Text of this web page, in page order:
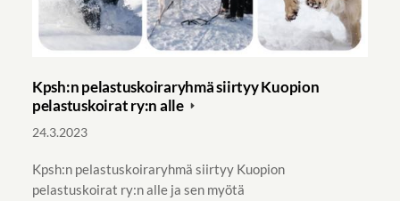
Kpsh:n pelastuskoiraryhmä siirtyy Kuopion
pelastuskoirat ry:n alle
24.3.2023
Kpsh:n pelastuskoiraryhmä siirtyy Kuopion
pelastuskoirat ry:n alle ja sen myötä